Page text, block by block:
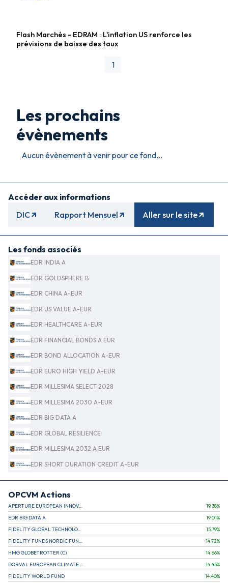
Fonds diversifiés
Flash Marchés - EDRAM : L'inflation US renforce les
prévisions de baisse des taux
1
Les prochains
évènements
Aucun évènement à venir pour ce fond...
Accéder aux informations
DIC
Rapport Mensuel Aller sur le site
Les fonds associés
EDR INDIA A
EDR GOLDSPHERE B
EDR CHINA A-EUR
EDR US VALUE A-EUR
EDR HEALTHCARE A-EUR
EDR FINANCIAL BONDS A EUR
EDR BOND ALLOCATION A-EUR
EDR EURO HIGH YIELD A-EUR
EDR MILLESIMA SELECT 2028
EDR MILLESIMA 2030 A-EUR
EDR BIG DATA A
EDR GLOBAL RESILIENCE
EDR MILLESIMA 2032 A EUR
EDR SHORT DURATION CREDIT A-EUR
OPCVM Actions
APERTURE EUROPEAN INNOVATION 19.38%
EDR BIG DATA A
19.01%
15.79%
14.72%
HMG GLOBETROTTER (C)
14.66%
14.45%
FIDELITY WORLD FUND
14.40%